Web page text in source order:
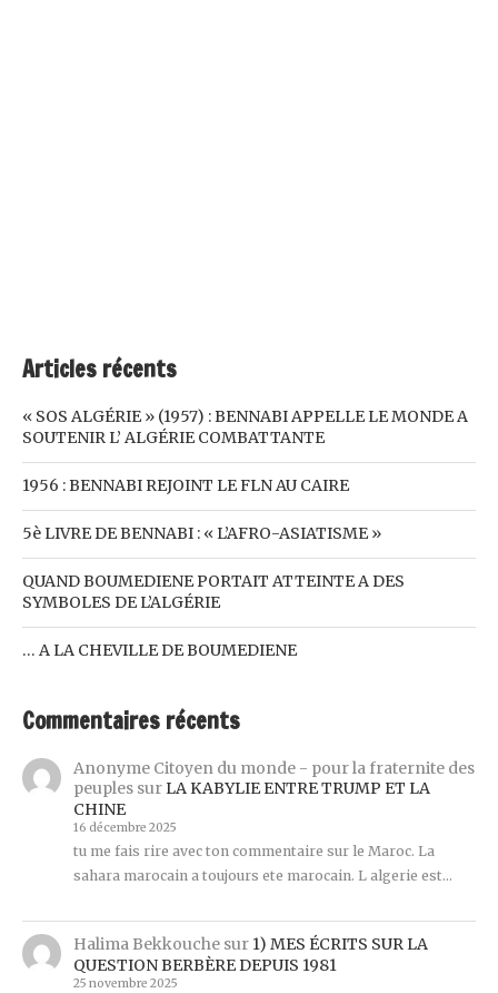
Articles récents
« SOS ALGÉRIE » (1957) : BENNABI APPELLE LE MONDE A
SOUTENIR L’ ALGÉRIE COMBATTANTE
1956 : BENNABI REJOINT LE FLN AU CAIRE
5è LIVRE DE BENNABI : « L’AFRO-ASIATISME »
QUAND BOUMEDIENE PORTAIT ATTEINTE A DES
SYMBOLES DE L’ALGÉRIE
… A LA CHEVILLE DE BOUMEDIENE
Commentaires récents
Anonyme Citoyen du monde - pour la fraternite des
peuplessur LA KABYLIE ENTRE TRUMP ET LA
CHINE
16 décembre 2025
tu me fais rire avec ton commentaire sur le Maroc. La
sahara marocain a toujours ete marocain. L algerie est…
Halima Bekkouchesur 1) MES ÉCRITS SUR LA
QUESTION BERBÈRE DEPUIS 1981
25 novembre 2025